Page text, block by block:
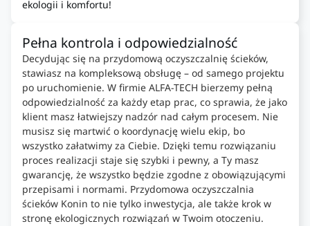
ekologii i komfortu!
Pełna kontrola i odpowiedzialność
Decydując się na przydomową oczyszczalnię ścieków,
stawiasz na kompleksową obsługę – od samego projektu
po uruchomienie. W firmie ALFA-TECH bierzemy pełną
odpowiedzialność za każdy etap prac, co sprawia, że jako
klient masz łatwiejszy nadzór nad całym procesem. Nie
musisz się martwić o koordynację wielu ekip, bo
wszystko załatwimy za Ciebie. Dzięki temu rozwiązaniu
proces realizacji staje się szybki i pewny, a Ty masz
gwarancję, że wszystko będzie zgodne z obowiązującymi
przepisami i normami. Przydomowa oczyszczalnia
ścieków Konin to nie tylko inwestycja, ale także krok w
stronę ekologicznych rozwiązań w Twoim otoczeniu.